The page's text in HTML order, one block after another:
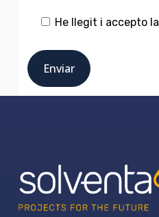
He llegit i accepto la